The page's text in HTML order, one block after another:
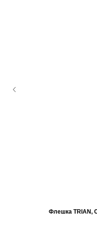
Флешка TRIAN,